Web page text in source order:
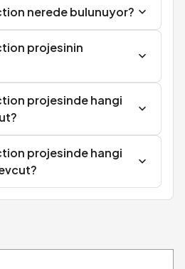
nerede bulunuyor?
projesinin
projesinde hangi
projesinde hangi